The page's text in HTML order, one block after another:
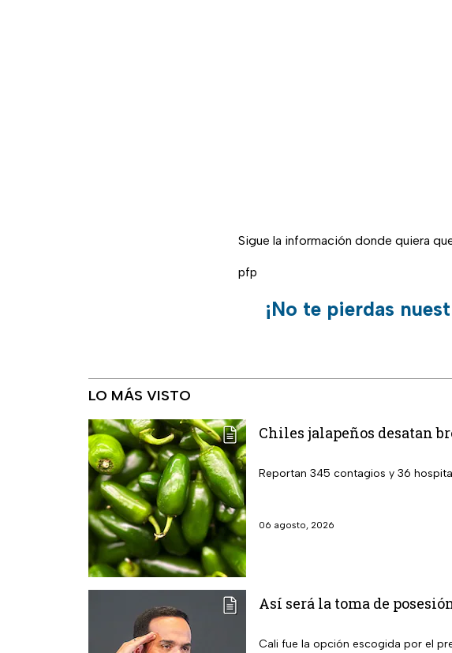
Sigue la información donde quiera
pfp
¡No te pierdas
LO MÁS VISTO
Chiles jalapeños desatan
Reportan 345 contagios y 36
06 agosto, 2026
Así será la toma de
Cali fue la opción escogida por el